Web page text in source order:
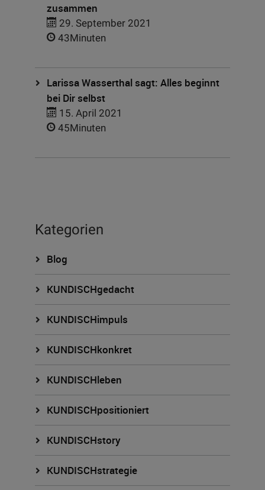
zusammen
29. September 2021
43Minuten
Larissa Wasserthal sagt: Alles beginnt
bei Dir selbst
15. April 2021
45Minuten
Kategorien
Blog
KUNDISCHgedacht
KUNDISCHimpuls
KUNDISCHkonkret
KUNDISCHleben
KUNDISCHpositioniert
KUNDISCHstory
KUNDISCHstrategie